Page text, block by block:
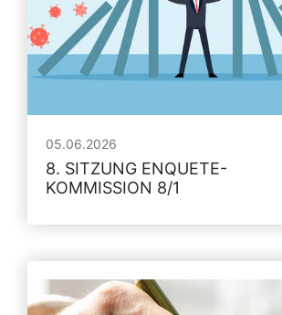
05.06.2026
8. SITZUNG ENQUETE-
KOMMISSION 8/1